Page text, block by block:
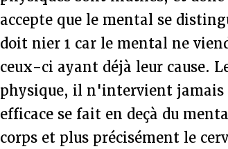
accepte que le mental se
doit nier 1 car le mental ne
ceux-ci ayant déjà leur cause.
physique, il n'intervient jamais
efficace se fait en deçà du
corps et plus précisément le